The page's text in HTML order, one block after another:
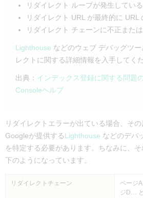
リダイレクト ループが発生している
リダイレクト URL が最終的に URL
リダイレクト チェーンに不正また
Lighthouse などのウェブ デバッグツ
レクトに関する詳細情報を入手してくだ
出典： インデックス登録に関する問題
Consoleヘルプ
リダイレクトエラーが出ている場合、その
Googleが提供するLighthouse などのデバ
を特定する必要があります。ちなみに、
下のようになっています。
リダイレクトチェーン
ページ
ジD…